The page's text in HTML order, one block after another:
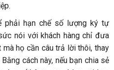
phải hạn chế số lượng ký tự
nói với khách hàng chỉ đưa
họ cần câu trả lời thôi, thay
cách này, nếu bạn chia sẻ